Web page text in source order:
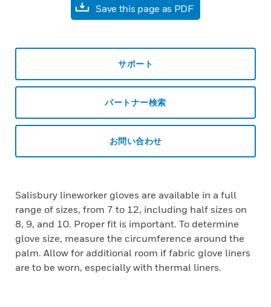
Save this page as PDF
サポート
パートナー検索
お問い合わせ
Salisbury lineworker gloves are available in a full
range of sizes, from 7 to 12, including half sizes on
8, 9, and 10. Proper fit is important. To determine
glove size, measure the circumference around the
palm. Allow for additional room if fabric glove liners
are to be worn, especially with thermal liners.